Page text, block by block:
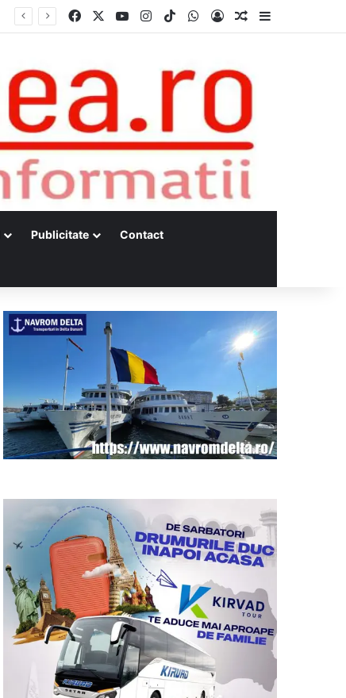
Facebook YouTubeInstagram
TikTokWhatsApp
Log InRandom Article
Publicitate Contact